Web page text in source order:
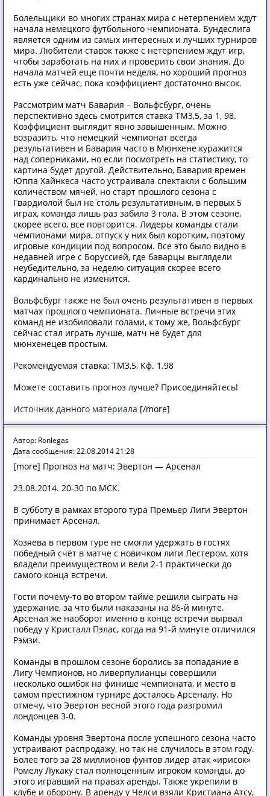
Болельщики во многих странах мира с нетерпением ждут
начала немецкого футбольного чемпионата. Бундеслига
является одним из самых интересных и лучших турниров
мира. Любители ставок также с нетерпением ждут игр,
чтобы заработать на них и проверить свои знания. До
начала матчей еще почти неделя, но хороший прогноз
есть уже сейчас, пока коэффициент достаточно высок.
Рассмотрим матч Бавария – Вольфсбург, очень
перспективно здесь смотрится ставка ТМ3,5, за 1, 98.
Коэффициент выглядит явно завышенным. Можно
возразить, что немецкий чемпионат всегда
результативен и Бавария часто в Мюнхене куражится
над соперниками, но если посмотреть на статистику, то
картина будет другой. Действительно, Бавария времен
Юппа Хайнкеса часто устраивала спектакли с большим
количеством мячей, но старт прошлого сезона с
Гвардиолой был не столь результативным, в первых 5
играх, команда лишь раз забила 3 гола. В этом сезоне,
скорее всего, все повторится. Лидеры команды стали
чемпионами мира, отпуск у них был коротким, поэтому
игровые кондиции под вопросом. Все это было видно в
недавней игре с Боруссией, где баварцы выглядели
неубедительно, за неделю ситуация скорее всего
кардинально не изменится.
Вольфсбург также не был очень результативен в первых
матчах прошлого чемпионата. Личные встречи этих
команд не изобиловали голами, к тому же, Вольфсбург
сейчас стал играть лучше, матч не будет для
мюнхенецев простым.
Рекомендуемая ставка: ТМ3,5, Кф. 1.98
Можете составить прогноз лучше? Присоединяйтесь!
Источник данного материала [/more]
Автор: Ronlegas
Дата сообщения: 22.08.2014 21:28
[more] Прогноз на матч: Эвертон — Арсенал
23.08.2014. 20-30 по МСК.
В субботу в рамках второго тура Премьер Лиги Эвертон
принимает Арсенал.
Хозяева в первом туре не смогли удержать в гостях
победный счёт в матче с новичком лиги Лестером, хотя
владели преимуществом и вели 2-1 практически до
самого конца встречи.
Гости почему-то во втором тайме решили сыграть на
удержание, за что были наказаны на 86-й минуте.
Арсенал же наоборот именно в конце встречи вырвал
победу у Кристалл Пэлас, когда на 91-й минуте отличился
Рэмзи.
Команды в прошлом сезоне боролись за попадание в
Лигу Чемпионов, но ливерпулианцы совершили
несколько ошибок на финише чемпионата, и место в
самом престижном турнире досталось Арсеналу. Но
отмечу, что Эвертон весной этого года разгромил
лондонцев 3-0.
Команды уровня Эвертона после успешного сезона часто
устраивают распродажу, но так не случилось в этом году.
Более того за 28 миллионов фунтов лидер атак «ирисок»
Ромелу Лукаку стал полноценным игроком команды, до
этого игравший на правах аренды. Также укрепили в
клубе и оборону. В аренду у Челси взяли Кристиана Атсу,